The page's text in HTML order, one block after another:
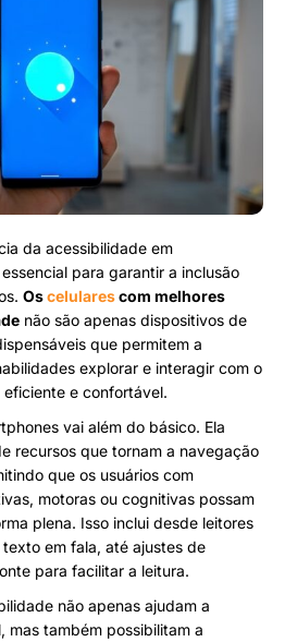
da acessibilidade em
para garantir a inclusão
Oscelularescom melhores
não são apenas dispositivos de
​​que permitem a
explorar e interagir com o
e confortável.
vai além do básico. Ela
recursos que tornam a navegação
que os usuários com
motoras ou cognitivas possam
plena. Isso inclui desde leitores
em fala, até ajustes de
para facilitar a leitura.
não apenas ajudam a
mas também possibilitam a